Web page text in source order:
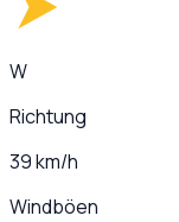
W
Richtung
39 km/h
Windböen